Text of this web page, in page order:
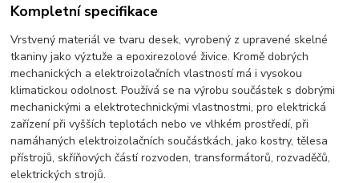
Kompletní specifikace
Vrstvený materiál ve tvaru desek, vyrobený z upravené skelné
tkaniny jako výztuže a epoxirezolové živice. Kromě dobrých
mechanických a elektroizolačních vlastností má i vysokou
klimatickou odolnost. Používá se na výrobu součástek s dobrými
mechanickými a elektrotechnickými vlastnostmi, pro elektrická
zařízení při vyšších teplotách nebo ve vlhkém prostředí, při
namáhaných elektroizolačních součástkách, jako kostry, tělesa
přístrojů, skříňových částí rozvoden, transformátorů, rozvaděčů,
elektrických strojů.